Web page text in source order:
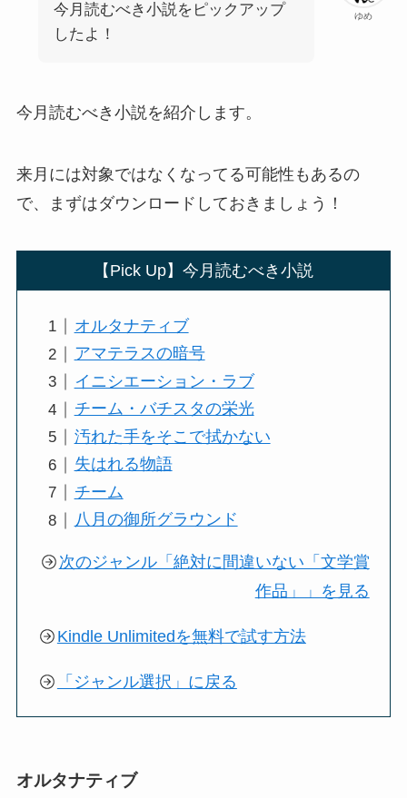
ゆめ
今月読むべき小説をピックアップ
したよ！
今月読むべき小説を紹介します。
来月には対象ではなくなってる可能性もあるの
で、まずはダウンロードしておきましょう！
【Pick Up】今月読むべき小説
オルタナティブ
アマテラスの暗号
イニシエーション・ラブ
チーム・バチスタの栄光
汚れた手をそこで拭かない
失はれる物語
チーム
八月の御所グラウンド
次のジャンル「絶対に間違いない「文学賞
作品」」を見る
Kindle Unlimitedを無料で試す方法
「ジャンル選択」に戻る
オルタナティブ